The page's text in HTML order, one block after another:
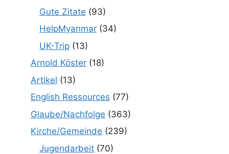
Gute Zitate (93)
HelpMyanmar (34)
UK-Trip (13)
Arnold Köster (18)
Artikel (13)
English Ressources (77)
Glaube/Nachfolge (363)
Kirche/Gemeinde (239)
Jugendarbeit (70)